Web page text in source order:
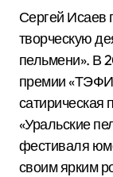
Сергей Исаев
творческую
пельмени». В
премии
сатирическая
«Уральские
фестиваля
своим ярким